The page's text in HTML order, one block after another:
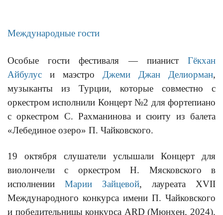
Международные гости
Особые гости фестиваля — пианист Гёкхан
Айбулус и маэстро Джеми Джан Делиорман,
музыканты из Турции, которые совместно с
оркестром исполнили Концерт №2 для фортепиано
с оркестром С. Рахманинова и сюиту из балета
«Лебединое озеро» П. Чайковского.
19 октября слушатели услышали Концерт для
виолончели с оркестром Н. Мясковского в
исполнении Марии Зайцевой, лауреата XVII
Международного конкурса имени П. Чайковского
и победительницы конкурса ARD (Мюнхен, 2024).